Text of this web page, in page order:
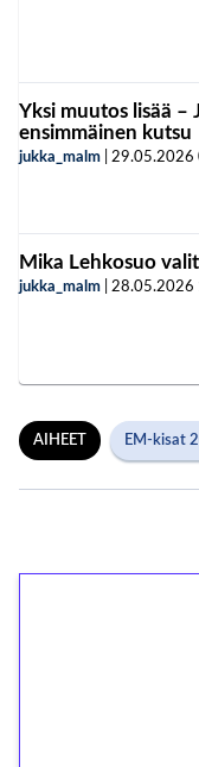
Yksi muutos lisää –
ensimmäinen kutsu
jukka_malm 29.05.2026
Mika Lehkosuo
jukka_malm 28.05.2026
AIHEET EM-kisat